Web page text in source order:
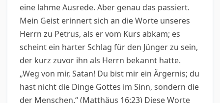
eine lahme Ausrede. Aber genau das passiert.
Mein Geist erinnert sich an die Worte unseres
Herrn zu Petrus, als er vom Kurs abkam; es
scheint ein harter Schlag für den Jünger zu sein,
der kurz zuvor ihn als Herrn bekannt hatte.
„Weg von mir, Satan! Du bist mir ein Ärgernis; du
hast nicht die Dinge Gottes im Sinn, sondern die
der Menschen.“ (Matthäus 16:23) Diese Worte